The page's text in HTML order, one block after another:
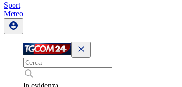
Sport
Meteo
In evidenza